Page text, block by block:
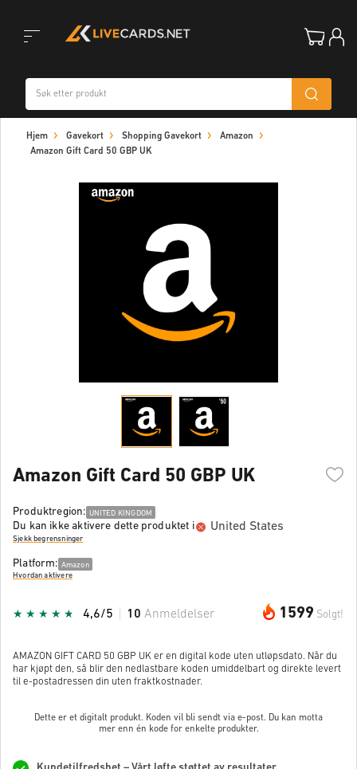
navigation
Hjem Gavekort Shopping Gavekort
Amazon
Amazon Gift Card 50 GBP UK
Amazon Gift Card 50 GBP UK
Produktregion: UNITED KINGDOM
Du kan ikke aktivere dette produktet i United States
Sjekk begrensninger
Platform: Amazon
Hvordan aktivere
1599 Solgt!
4,6/5 10 Anmeldelser
AMAZON GIFT CARD 50 GBP UK er en digital kode uten utløpsdato. Når du
har kjøpt den, så blir den nedlastbare koden umiddelbart og direkte levert
til e-postadressen din uten fraktkostnader.
Dette er et digitalt produkt. Koden vil bli sendt via e-post. Du kan motta
mer enn én kode for enkelte produkter.